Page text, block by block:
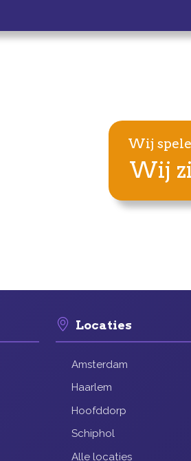
Wij
Wij
Locaties
Amsterdam
Haarlem
Hoofddorp
Schiphol
Alle locaties